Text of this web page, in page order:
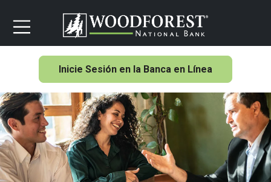
Inicie Sesión en la Banca en Línea